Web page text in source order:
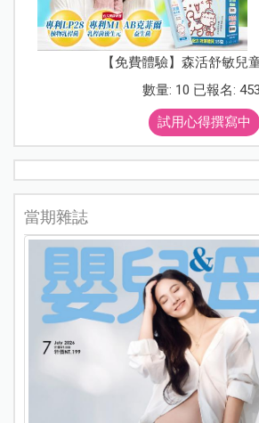
【免費體驗】森活舒敏兒
數量: 10 已報名: 453
試用心得撰寫中
當期雜誌